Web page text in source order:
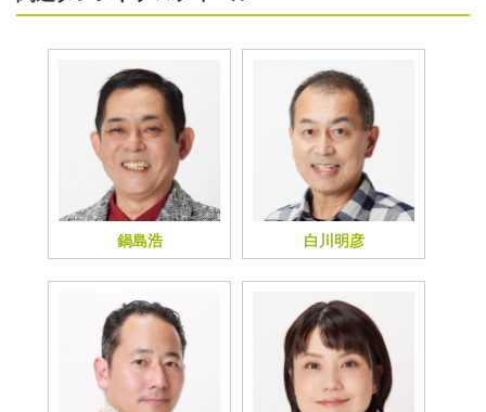
鍋島浩 白川明彦